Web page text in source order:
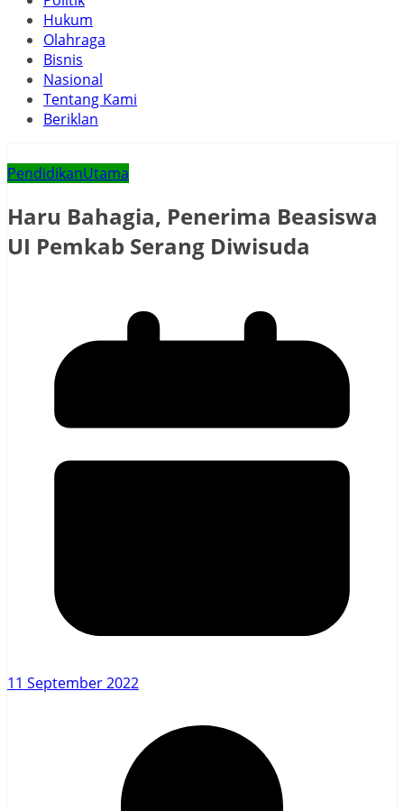
Hukum
Olahraga
Bisnis
Nasional
Tentang Kami
Beriklan
PendidikanUtama
Haru Bahagia, Penerima Beasiswa
UI Pemkab Serang Diwisuda
11 September 2022